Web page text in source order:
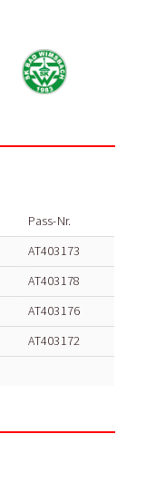
Pass-Nr.
AT403173
AT403178
AT403176
AT403172